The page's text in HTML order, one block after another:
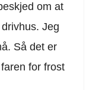
om at
Jeg
Så det er
for frost